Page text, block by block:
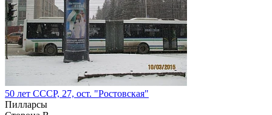
50 лет СССР, 27, ост. "Ростовская"
Пилларсы